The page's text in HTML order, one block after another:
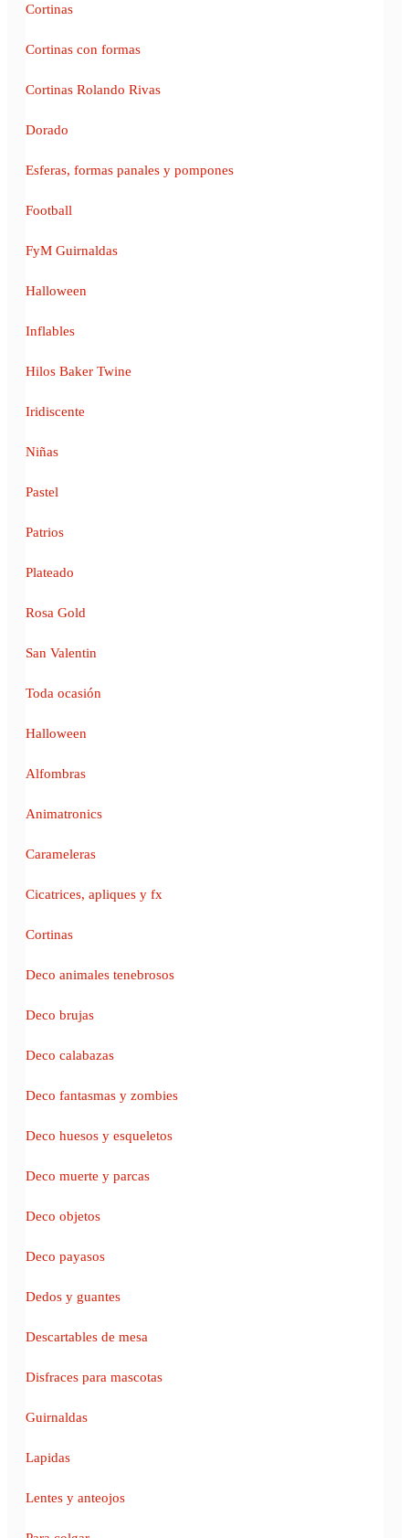
Cortinas
Cortinas con formas
Cortinas Rolando Rivas
Dorado
Esferas, formas panales y pompones
Football
FyM Guirnaldas
Halloween
Inflables
Hilos Baker Twine
Iridiscente
Niñas
Pastel
Patrios
Plateado
Rosa Gold
San Valentin
Toda ocasión
Halloween
Alfombras
Animatronics
Carameleras
Cicatrices, apliques y fx
Cortinas
Deco animales tenebrosos
Deco brujas
Deco calabazas
Deco fantasmas y zombies
Deco huesos y esqueletos
Deco muerte y parcas
Deco objetos
Deco payasos
Dedos y guantes
Descartables de mesa
Disfraces para mascotas
Guirnaldas
Lapidas
Lentes y anteojos